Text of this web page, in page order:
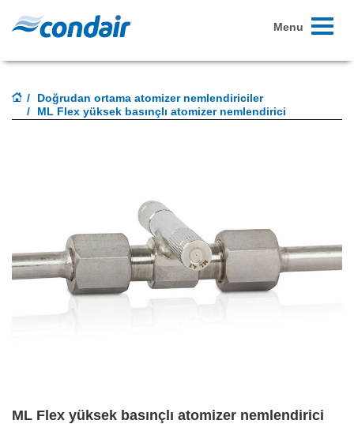
Toggle
Menu
Doğrudan ortama atomizer nemlendiriciler
ML Flex yüksek basınçlı atomizer nemlendirici
ML Flex yüksek basınçlı atomizer nemlendirici